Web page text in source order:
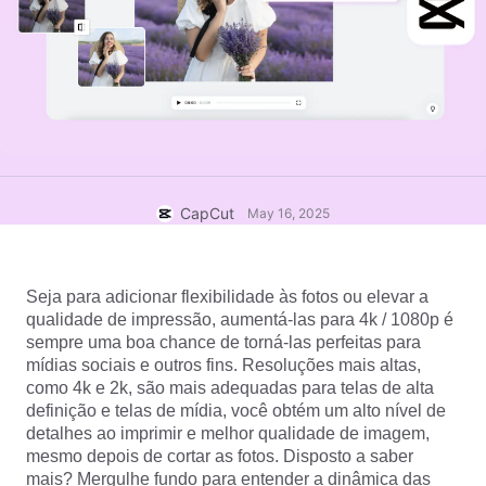
Texto e Áudio
Legendas automáticas
Vozes personalizadas
Aprimorar voz
Redução de ruído
Imagem
Marketing
Estilo de vida e vlogs
Design personalizado
Guias práticos
Tendências do mercado
Principais escolhas
Tendências e dicas de modelos
Mais
Modelos para setores
Centro de confiança
Central de ajuda
Sobre os Termos de Serviço do CapCut
Abrir o CapCut
CapCut May 16, 2025
Seja para adicionar flexibilidade às fotos ou elevar a
qualidade de impressão, aumentá-las para 4k / 1080p é
sempre uma boa chance de torná-las perfeitas para
mídias sociais e outros fins. Resoluções mais altas,
como 4k e 2k, são mais adequadas para telas de alta
definição e telas de mídia, você obtém um alto nível de
detalhes ao imprimir e melhor qualidade de imagem,
mesmo depois de cortar as fotos. Disposto a saber
mais? Mergulhe fundo para entender a dinâmica das